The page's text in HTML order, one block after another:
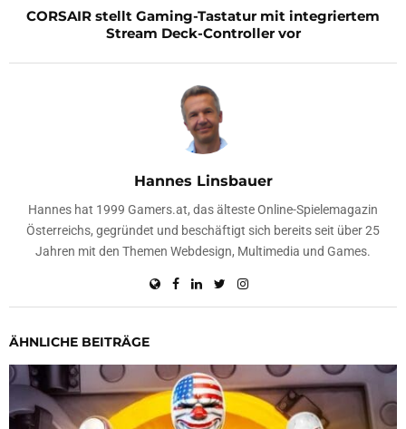
CORSAIR stellt Gaming-Tastatur mit integriertem
Stream Deck-Controller vor
Hannes Linsbauer
Hannes hat 1999 Gamers.at, das älteste Online-Spielemagazin
Österreichs, gegründet und beschäftigt sich bereits seit über 25
Jahren mit den Themen Webdesign, Multimedia und Games.
ÄHNLICHE BEITRÄGE